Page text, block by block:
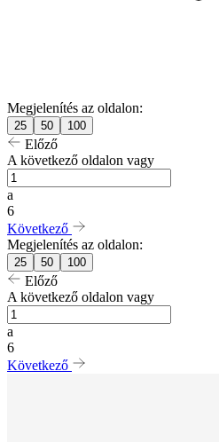
Megjelenítés az oldalon:
25 50 100
Előző
A következő oldalon vagy
a
6
Következő
Megjelenítés az oldalon:
25 50 100
Előző
A következő oldalon vagy
a
6
Következő